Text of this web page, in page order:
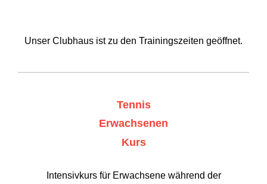
Unser Clubhaus ist zu den Trainingszeiten geöffnet.
Tennis
Erwachsenen
Kurs
Intensivkurs für Erwachsene während der